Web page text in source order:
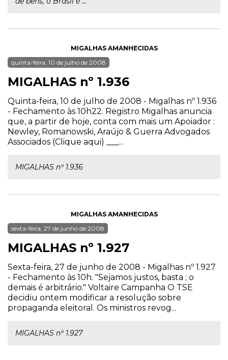
MIGALHAS AMANHECIDAS
quinta-feira, 10 de julho de 2008
MIGALHAS nº 1.936
Quinta-feira, 10 de julho de 2008 - Migalhas nº 1.936
- Fechamento às 10h22. Registro Migalhas anuncia
que, a partir de hoje, conta com mais um Apoiador :
Newley, Romanowski, Araújo & Guerra Advogados
Associados (Clique aqui) ___...
MIGALHAS nº 1.936
MIGALHAS AMANHECIDAS
sexta-feira, 27 de junho de 2008
MIGALHAS nº 1.927
Sexta-feira, 27 de junho de 2008 - Migalhas nº 1.927
- Fechamento às 10h. "Sejamos justos, basta ; o
demais é arbitrário." Voltaire Campanha O TSE
decidiu ontem modificar a resolução sobre
propaganda eleitoral. Os ministros revog...
MIGALHAS nº 1.927